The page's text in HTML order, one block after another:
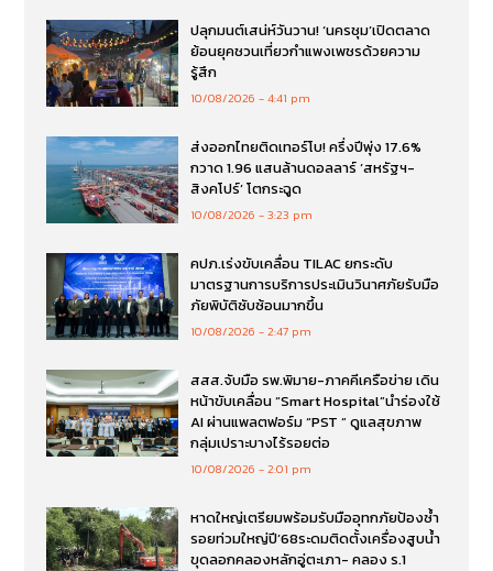
ปลุกมนต์เสน่ห์วันวาน! ‘นครชุม’เปิดตลาด
ย้อนยุคชวนเที่ยวกำแพงเพชรด้วยความ
รู้สึก
10/08/2026 4:41 pm
ส่งออกไทยติดเทอร์โบ! ครึ่งปีพุ่ง 17.6%
กวาด 1.96 แสนล้านดอลลาร์ ‘สหรัฐฯ-
สิงคโปร์’ โตกระฉูด
10/08/2026 3:23 pm
คปภ.เร่งขับเคลื่อน TILAC ยกระดับ
มาตรฐานการบริการประเมินวินาศภัยรับมือ
ภัยพิบัติซับซ้อนมากขึ้น
10/08/2026 2:47 pm
สสส.จับมือ รพ.พิมาย-ภาคคีเครือข่าย เดิน
หน้าขับเคลื่อน “Smart Hospital”นำร่องใช้
AI ผ่านแพลตฟอร์ม “PST ” ดูแลสุขภาพ
กลุ่มเปราะบางไร้รอยต่อ
10/08/2026 2:01 pm
หาดใหญ่เตรียมพร้อมรับมืออุทกภัยป้องซ้ำ
รอยท่วมใหญ่ปี’68ระดมติดตั้งเครื่องสูบน้ำ
ขุดลอกคลองหลักอู่ตะเภา- คลอง ร.1